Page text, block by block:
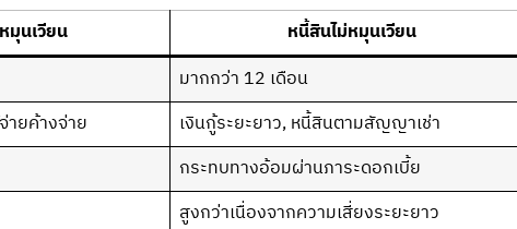
มุนเวียน
หนี้สินไม่หมุนเวียน
มากกว่า 12 เดือน
ายค้างจ่าย
เงินกู้ระยะยาว, หนี้สินตามสัญญาเช่า
กระทบทางอ้อมผ่านภาระดอกเบี้ย
สูงกว่าเนื่องจากความเสี่ยงระยะยาว